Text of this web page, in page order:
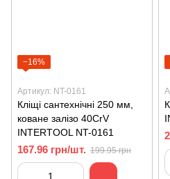
−16%
Артикул: NT-0161
Кліщі сантехнічні 250 мм,
коване залізо 40CrV
INTERTOOL NT-0161
167.96 грн/шт. 199.95 грн